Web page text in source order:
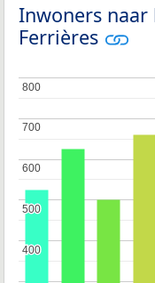
Inwoners
Ferrières
400
400
500
500
600
600
700
700
800
800